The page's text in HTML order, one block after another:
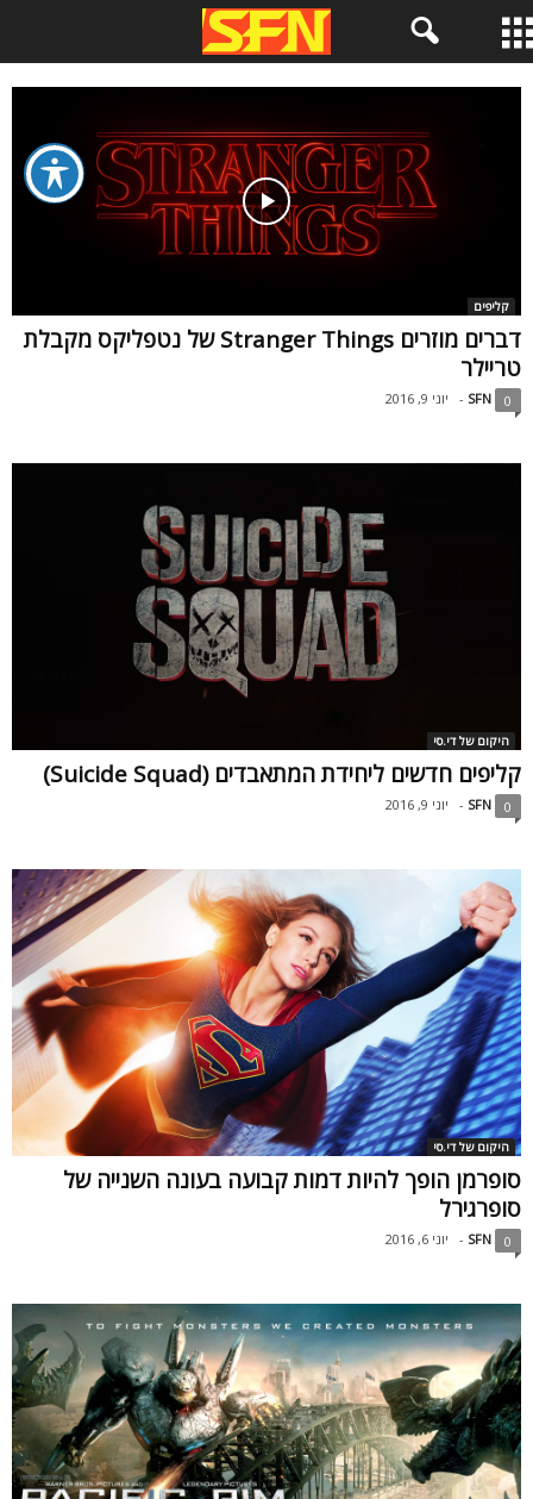
קליפים
דברים מוזרים Stranger Things של נטפליקס מקבלת
טריילר
SFN
- יוני 9, 2016 0
היקום של די.סי
קליפים חדשים ליחידת המתאבדים (Suicide Squad)
SFN
- יוני 9, 2016 0
היקום של די.סי
סופרמן הופך להיות דמות קבועה בעונה השנייה של
סופרגירל
SFN
- יוני 6, 2016 0